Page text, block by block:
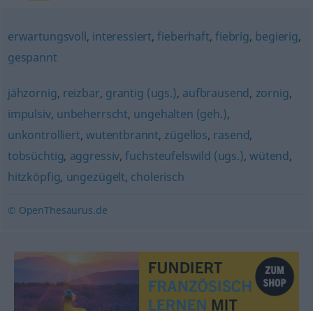
erwartungsvoll, interessiert,fieberhaft,fiebrig, begierig,
gespannt
jähzornig, reizbar, grantig (ugs.), aufbrausend, zornig,
impulsiv, unbeherrscht, ungehalten (geh.),
unkontrolliert, wutentbrannt, zügellos, rasend,
tobsüchtig, aggressiv,fuchsteufelswild (ugs.),wütend,
hitzköpfig, ungezügelt, cholerisch
© OpenThesaurus.de